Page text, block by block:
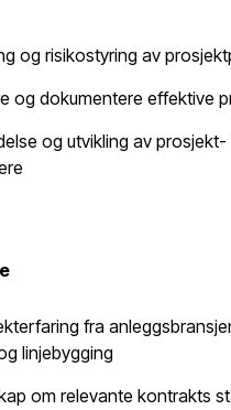
og risikostyring av
og dokumentere effektive
og utvikling av prosjekt-
fra
linjebygging
om relevante kontrakts